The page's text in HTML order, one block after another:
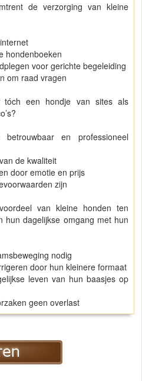
de verzorging van kleine
hondenboeken
voor gerichte begeleiding
om raad vragen
tóch een hondje van sites als
en professioneel
de kwaliteit
door emotie en prijs
zijn
van kleine honden ten
hun dagelijkse omgang met hun
nodig
door hun kleinere formaat
leven van hun baasjes op
geen overlast